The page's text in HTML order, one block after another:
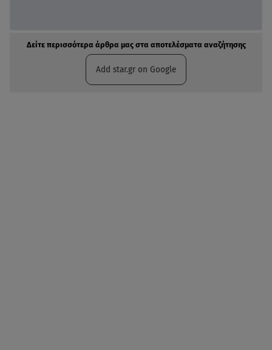
Δείτε περισσότερα άρθρα μας στα αποτελέσματα αναζήτησης
Add star.gr on Google